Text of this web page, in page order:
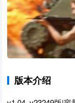
版本介绍